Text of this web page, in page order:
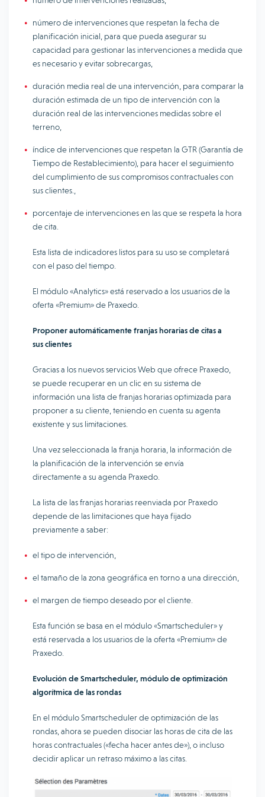
número de intervenciones que respetan la fecha de
planificación inicial, para que pueda asegurar su
capacidad para gestionar las intervenciones a medida que
es necesario y evitar sobrecargas,
duración media real de una intervención, para comparar la
duración estimada de un tipo de intervención con la
duración real de las intervenciones medidas sobre el
terreno,
índice de intervenciones que respetan la GTR (Garantía de
Tiempo de Restablecimiento), para hacer el seguimiento
del cumplimiento de sus compromisos contractuales con
sus clientes.,
porcentaje de intervenciones en las que se respeta la hora
de cita.
Esta lista de indicadores listos para su uso se completará
con el paso del tiempo.
El módulo «Analytics» está reservado a los usuarios de la
oferta «Premium» de Praxedo.
Proponer automáticamente franjas horarias de citas a
sus clientes
Gracias a los nuevos servicios Web que ofrece Praxedo,
se puede recuperar en un clic en su sistema de
información una lista de franjas horarias optimizada para
proponer a su cliente, teniendo en cuenta su agenta
existente y sus limitaciones.
Una vez seleccionada la franja horaria, la información de
la planificación de la intervención se envía
directamente a su agenda Praxedo.
La lista de las franjas horarias reenviada por Praxedo
depende de las limitaciones que haya fijado
previamente a saber:
el tipo de intervención,
el tamaño de la zona geográfica en torno a una dirección,
el margen de tiempo deseado por el cliente.
Esta función se basa en el módulo «Smartscheduler» y
está reservada a los usuarios de la oferta «Premium» de
Praxedo.
Evolución de Smartscheduler, módulo de optimización
algorítmica de las rondas
En el módulo Smartscheduler de optimización de las
rondas, ahora se pueden disociar las horas de cita de las
horas contractuales («fecha hacer antes de»), o incluso
decidir aplicar un retraso máximo a las citas.